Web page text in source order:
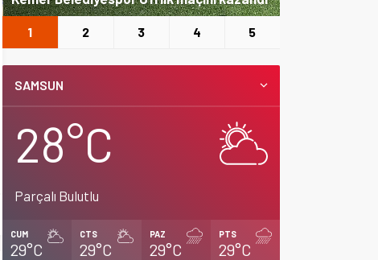
1 2 3 4 5
SAMSUN
28°C
Parçalı Bulutlu
CUM
29°C
CTS
29°C
PAZ
29°C
PTS
29°C